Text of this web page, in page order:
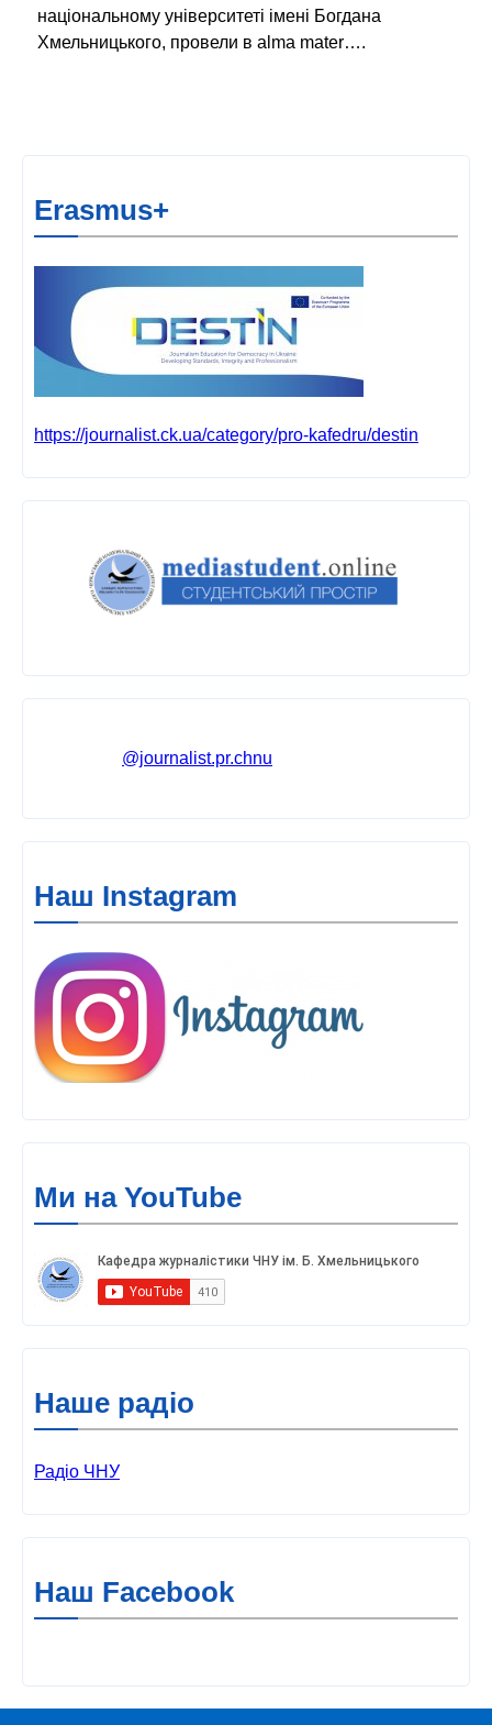
національному університеті імені Богдана
Хмельницького, провели в alma mater….
Erasmus+
https://journalist.ck.ua/category/pro-kafedru/destin
@journalist.pr.chnu
Наш Instagram
Ми на YouTube
Наше радіо
Радіо ЧНУ
Наш Facebook